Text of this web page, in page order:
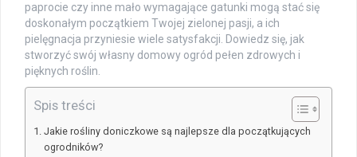
paprocie czy inne mało wymagające gatunki mogą stać się
doskonałym początkiem Twojej zielonej pasji, a ich
pielęgnacja przyniesie wiele satysfakcji. Dowiedz się, jak
stworzyć swój własny domowy ogród pełen zdrowych i
pięknych roślin.
Spis treści
Jakie rośliny doniczkowe są najlepsze dla początkujących
ogrodników?